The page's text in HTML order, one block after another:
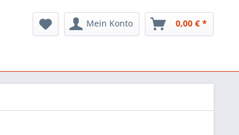
Mein Konto 0,00 € *